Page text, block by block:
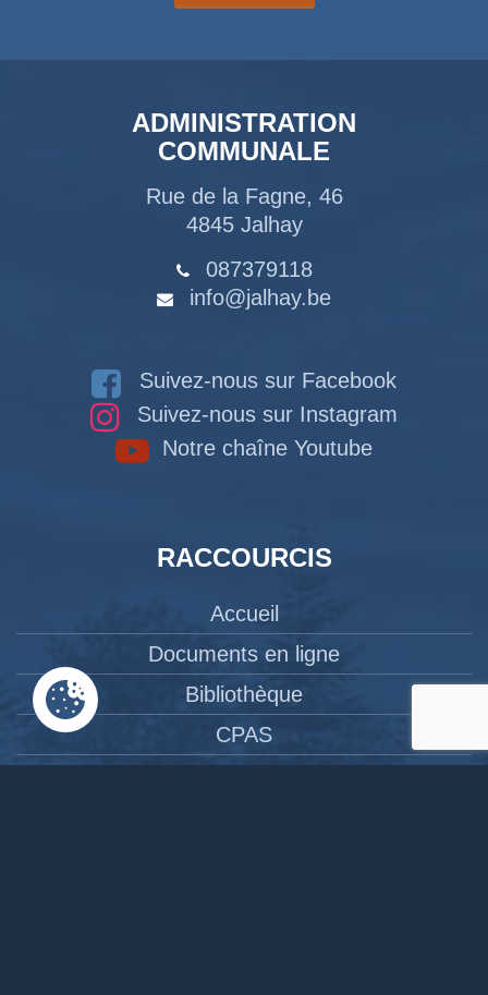
ADMINISTRATION
COMMUNALE
Rue de la Fagne, 46
4845 Jalhay
087379118
info@jalhay.be
Suivez-nous sur Facebook
Suivez-nous sur Instagram
Notre chaîne Youtube
RACCOURCIS
Accueil
Documents en ligne
Bibliothèque
CPAS